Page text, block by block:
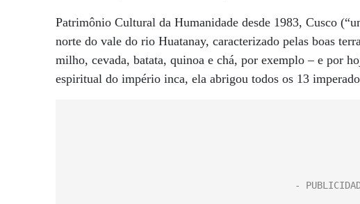
Patrimônio Cultural da Humanidade desde 1983, Cusco
norte do vale do rio Huatanay, caracterizado pelas boas
milho, cevada, batata, quinoa e chá, por exemplo – e por
espiritual do império inca, ela abrigou todos os 13